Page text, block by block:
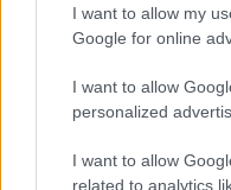
I want to allow my
Google for online
I want to allow
personalized
I want to allow
related to analytics
αποεπένδυσης της
Thrivest Holdings
αποφασίσει να
Ελλάδα» είπε. «Η
κατασκευαστικού
κάτι που χρειάζεται